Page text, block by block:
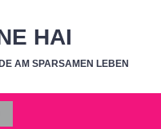
HAI
AM SPARSAMEN LEBEN